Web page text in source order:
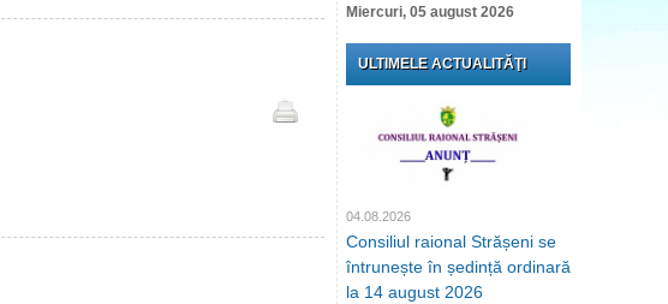
Miercuri, 05 august 2026
ULTIMELE ACTUALITĂŢI
04.08.2026
Consiliul raional Strășeni se
întrunește în ședință ordinară
la 14 august 2026